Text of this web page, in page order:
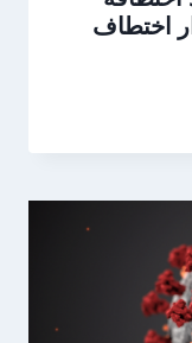
اختطاف